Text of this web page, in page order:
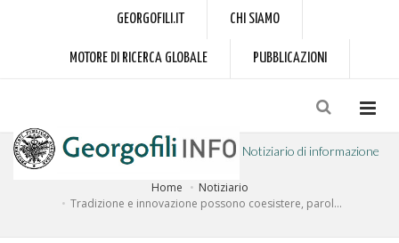
GEORGOFILI.IT CHI SIAMO
MOTORE DI RICERCA GLOBALE PUBBLICAZIONI
Notiziario di informazione
a cura dell'Accademia dei Georgofili
Home
Notiziario
Tradizione e innovazione possono coesistere, parol...